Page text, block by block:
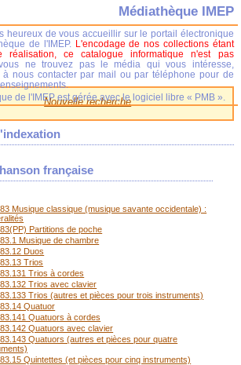
Nouvelle recherche
française
Musique classique (musique savante occidentale) :
Partitions de poche
Musique de chambre
Duos
Trios
Trios à cordes
Trios avec clavier
Trios (autres et pièces pour trois instruments)
Quatuor
Quatuors à cordes
Quatuors avec clavier
Quatuors (autres et pièces pour quatre
Quintettes (et pièces pour cinq instruments)
Médiathèque IMEP
heureux de vous accueillir sur le portail électronique
de l'IMEP. L'encodage de nos collections étant
réalisation, ce catalogue informatique n'est pas
ne trouvez pas le média qui vous intéresse,
à nous contacter par mail ou par téléphone pour de
de l'IMEP est gérée avec le logiciel libre « PMB ».